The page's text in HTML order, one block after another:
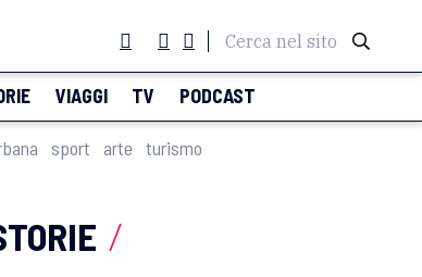
Cerca nel sito
VIAGGI TV PODCAST
sport arte turismo
/